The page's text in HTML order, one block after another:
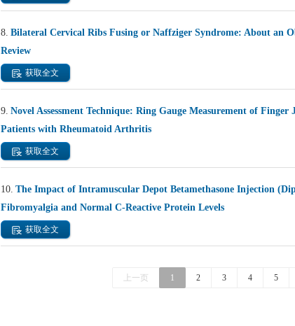
8. Bilateral Cervical Ribs Fusing or Naffziger Syndrome: About an
Review
获取全文
9. Novel Assessment Technique: Ring Gauge Measurement of
Patients with Rheumatoid Arthritis
获取全文
10. The Impact of Intramuscular Depot Betamethasone Injection
Fibromyalgia and Normal C-Reactive Protein Levels
获取全文
上一页 1 2 3 4 5